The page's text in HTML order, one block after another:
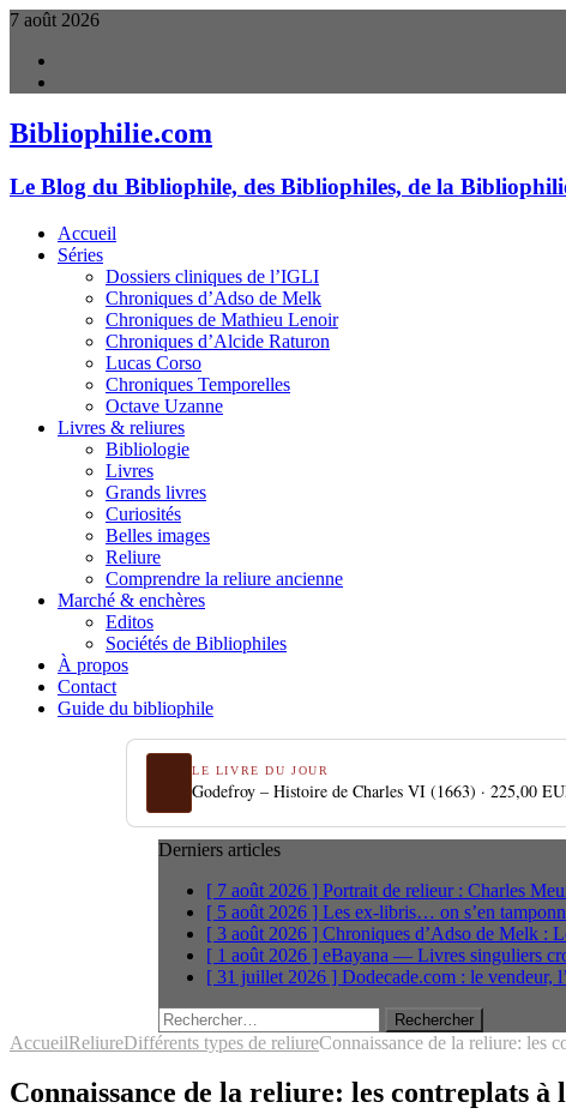
7 août 2026
Bibliophilie.com
Le Blog du Bibliophile, des Bibliophiles, de la
Accueil
Séries
Dossiers cliniques de l’IGLI
Chroniques d’Adso de Melk
Chroniques de Mathieu Lenoir
Chroniques d’Alcide Raturon
Lucas Corso
Chroniques Temporelles
Octave Uzanne
Livres & reliures
Bibliologie
Livres
Grands livres
Curiosités
Belles images
Reliure
Comprendre la reliure ancienne
Marché & enchères
Editos
Sociétés de Bibliophiles
À propos
Contact
Guide du bibliophile
LE LIVRE DU JOUR
Godefroy – Histoire de Charles VI (1663) · 225,00
Derniers articles
[ 7 août 2026 ] Portrait de relieur : Charles
[ 5 août 2026 ] Les ex-libris… on s’en
[ 3 août 2026 ] Chroniques d’Adso de Melk :
[ 1 août 2026 ] eBayana — Livres singuliers
[ 31 juillet 2026 ] Dodecade.com : le vendeur,
Rechercher :
AccueilReliureDifférents types de reliureConnaissance de la reliure: les
Connaissance de la reliure: les contreplats